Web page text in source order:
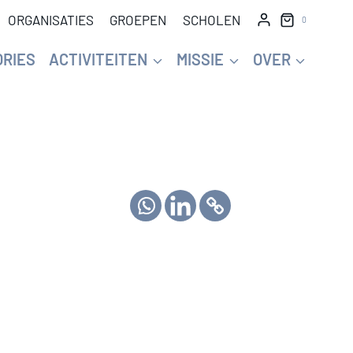
ORGANISATIES GROEPEN SCHOLEN 0
ACTIVITEITEN MISSIE OVER